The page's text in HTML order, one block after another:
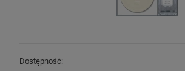
Dostępność: